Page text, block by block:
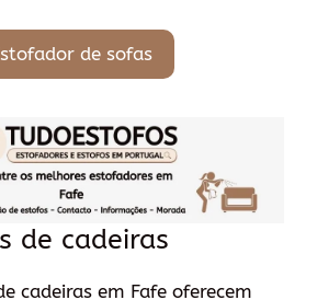
de sofas
de cadeiras
cadeiras em Fafe oferecem